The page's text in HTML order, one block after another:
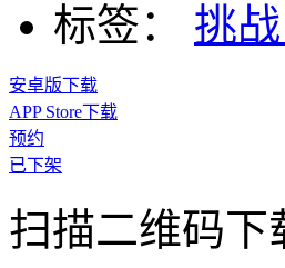
标签：
挑战
安卓版下载
APP Store下载
预约
已下架
扫描二维码下